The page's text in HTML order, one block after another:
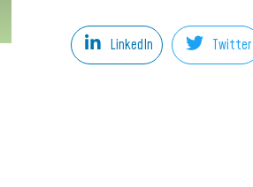
LinkedIn Twitter